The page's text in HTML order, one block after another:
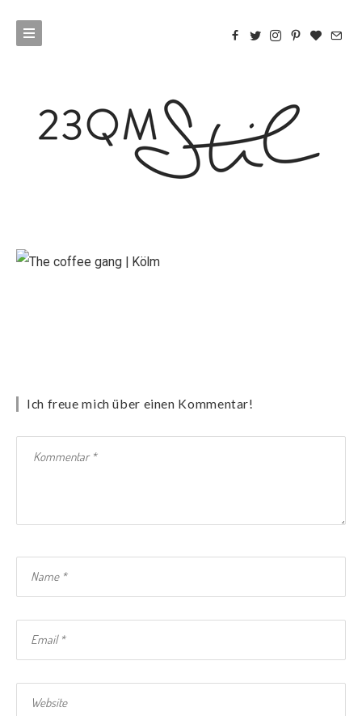
Ich freue mich über einen Kommentar!